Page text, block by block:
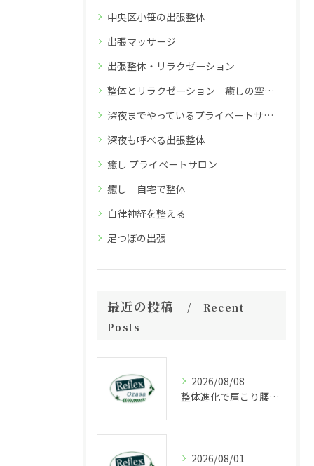
中央区小笹の出張整体
出張マッサージ
出張整体・リラクゼーション
整体とリラクゼーション 癒しの空間 深夜26時までのReflex小笹店
深夜までやっているプライベートサロン
深夜も呼べる出張整体
癒し プライベートサロン
癒し 自宅で整体
自律神経を整える
足つぼの出張
最近の投稿
Recent
Posts
2026/08/08
整体進化で肩こり腰痛や姿勢がどう変わるか通院とセルフケアの現実的な成果と判断基準
2026/08/01